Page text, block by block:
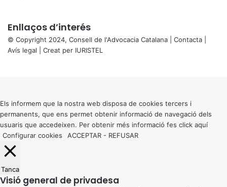
Enllaços d’interés
© Copyright 2024, Consell de l'Advocacia Catalana | Contacta
Avís legal | Creat per IURISTEL
button
Els informem que la nostra web disposa de cookies tercers i
permanents, que ens permet obtenir informació de navegació dels
usuaris que accedeixen. Per obtenir més informació fes click aquí
Configurar cookies
ACCEPTAR - REFUSAR
Tanca
Visió general de privadesa